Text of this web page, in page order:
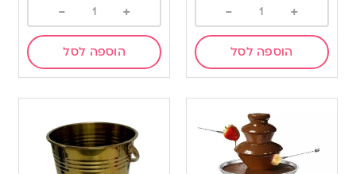
+
-
הוספה לסל
+
-
הוספה לסל